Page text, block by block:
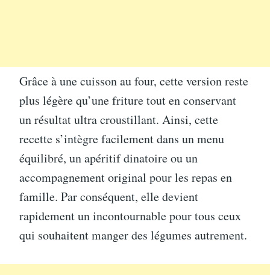
Grâce à une cuisson au four, cette version reste
plus légère qu’une friture tout en conservant
un résultat ultra croustillant. Ainsi, cette
recette s’intègre facilement dans un menu
équilibré, un apéritif dinatoire ou un
accompagnement original pour les repas en
famille. Par conséquent, elle devient
rapidement un incontournable pour tous ceux
qui souhaitent manger des légumes autrement.